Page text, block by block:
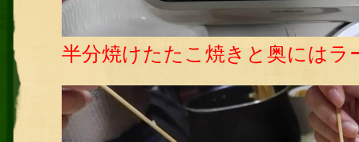
半分焼けたたこ焼きと奥にはラ